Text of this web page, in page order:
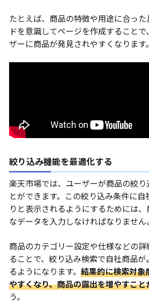
たとえば、商品の特徴や用途に合っ
ドを意識してページを作成すること
ザーに商品が発見されやすくなります。
絞り込み機能を最適化する
楽天市場では、ユーザーが商品の絞
とができます。この絞り込み条件に
りと表示されるようにするためには
なデータを入力しなければなりません。
商品のカテゴリー設定や仕様などの
ることで、絞り込み検索で自社商品
るようになります。結果的に検索対
やすくなり、商品の露出を増やすこと
う。